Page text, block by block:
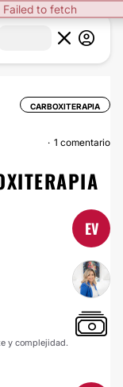
Failed to fetch
CARBOXITERAPIA
1 comentario
EV
y complejidad.